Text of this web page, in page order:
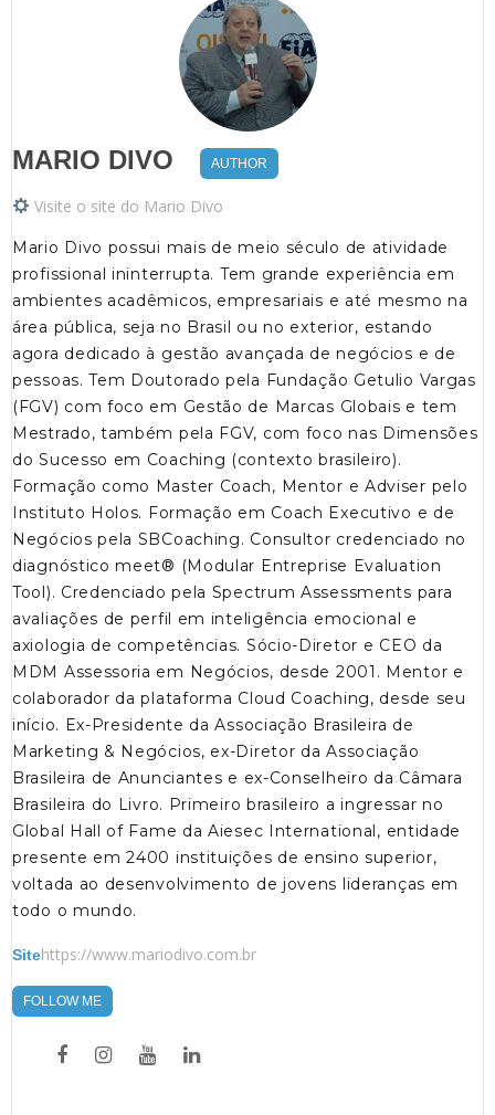
MARIO DIVO AUTHOR
Visite o site do Mario Divo
Mario Divo possui mais de meio século de atividade
profissional ininterrupta. Tem grande experiência em
ambientes acadêmicos, empresariais e até mesmo na
área pública, seja no Brasil ou no exterior, estando
agora dedicado à gestão avançada de negócios e de
pessoas. Tem Doutorado pela Fundação Getulio Vargas
(FGV) com foco em Gestão de Marcas Globais e tem
Mestrado, também pela FGV, com foco nas Dimensões
do Sucesso em Coaching (contexto brasileiro).
Formação como Master Coach, Mentor e Adviser pelo
Instituto Holos. Formação em Coach Executivo e de
Negócios pela SBCoaching. Consultor credenciado no
diagnóstico meet® (Modular Entreprise Evaluation
Tool). Credenciado pela Spectrum Assessments para
avaliações de perfil em inteligência emocional e
axiologia de competências. Sócio-Diretor e CEO da
MDM Assessoria em Negócios, desde 2001. Mentor e
colaborador da plataforma Cloud Coaching, desde seu
início. Ex-Presidente da Associação Brasileira de
Marketing & Negócios, ex-Diretor da Associação
Brasileira de Anunciantes e ex-Conselheiro da Câmara
Brasileira do Livro. Primeiro brasileiro a ingressar no
Global Hall of Fame da Aiesec International, entidade
presente em 2400 instituições de ensino superior,
voltada ao desenvolvimento de jovens lideranças em
todo o mundo.
Sitehttps://www.mariodivo.com.br
FOLLOW ME